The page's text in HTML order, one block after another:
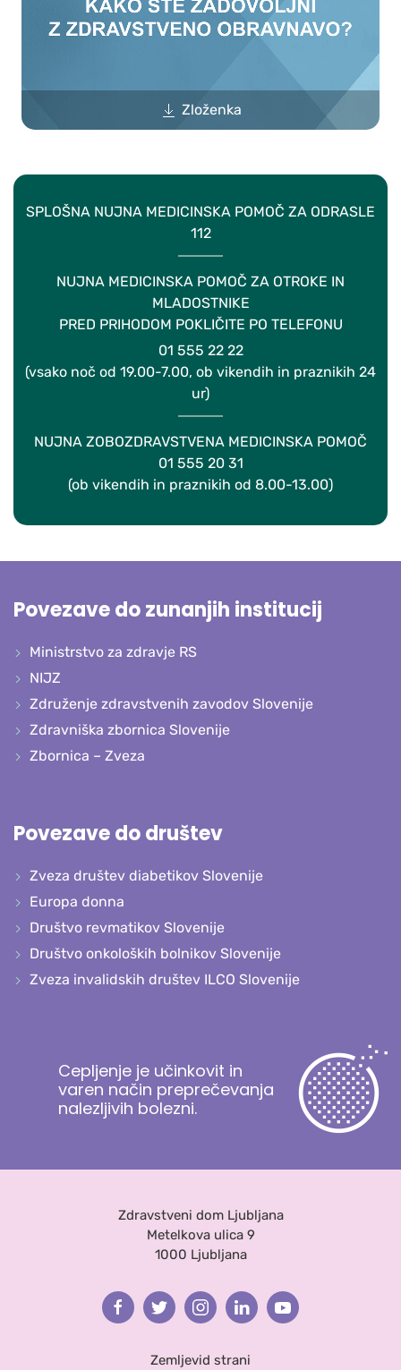
Zloženka
SPLOŠNA NUJNA MEDICINSKA POMOČ ZA ODRASLE
112
NUJNA MEDICINSKA POMOČ ZA OTROKE IN
MLADOSTNIKE
PRED PRIHODOM POKLIČITE PO TELEFONU
01 555 22 22
(vsako noč od 19.00-7.00, ob vikendih in praznikih 24
ur)
NUJNA ZOBOZDRAVSTVENA MEDICINSKA POMOČ
01 555 20 31
(ob vikendih in praznikih od 8.00-13.00)
Povezave do zunanjih institucij
Ministrstvo za zdravje RS
NIJZ
Združenje zdravstvenih zavodov Slovenije
Zdravniška zbornica Slovenije
Zbornica – Zveza
Povezave do društev
Zveza društev diabetikov Slovenije
Europa donna
Društvo revmatikov Slovenije
Društvo onkoloških bolnikov Slovenije
Zveza invalidskih društev ILCO Slovenije
Cepljenje je učinkovit in
varen način preprečevanja
nalezljivih bolezni.
Zdravstveni dom Ljubljana
Metelkova ulica 9
1000 Ljubljana
FacebookTwitterInstagramLinkedinYoutube
Zemljevid strani